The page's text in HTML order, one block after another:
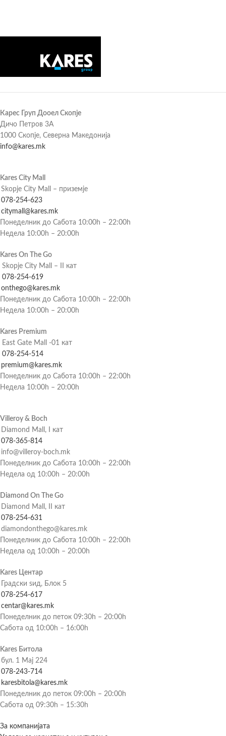
Карес Груп Дооел Скопје
Дичо Петров 3А
1000 Скопје, Северна Македонија
info@kares.mk
Kares City Mall
Skopje City Mall – приземје
078-254-623
citymall@kares.mk
Понеделник до Сабота 10:00h – 22:00h
Недела 10:00h – 20:00h
Kares On The Go
Skopje City Mall – II кат
078-254-619
onthego@kares.mk
Понеделник до Сабота 10:00h – 22:00h
Недела 10:00h – 20:00h
Kares Premium
East Gate Mall -01 кат
078-254-514
premium@kares.mk
Понеделник до Сабота 10:00h – 22:00h
Недела 10:00h – 20:00h
Villeroy & Boch
Diamond Mall, I кат
078-365-814
info@villeroy-boch.mk
Понеделник до Сабота 10:00h – 22:00h
Недела од 10:00h – 20:00h
Diamond On The Go
Diamond Mall, II кат
078-254-631
diamondonthego@kares.mk
Понеделник до Сабота 10:00h – 22:00h
Недела од 10:00h – 20:00h
Kares Центар
Градски ѕид, Блок 5
078-254-617
centar@kares.mk
Понеделник до петок 09:30h – 20:00h
Сабота од 10:00h – 16:00h
Kares Битола
бул. 1 Мај 224
078-243-714
karesbitola@kares.mk
Понеделник до петок 09:00h – 20:00h
Сабота од 09:30h – 15:30h
За компанијата